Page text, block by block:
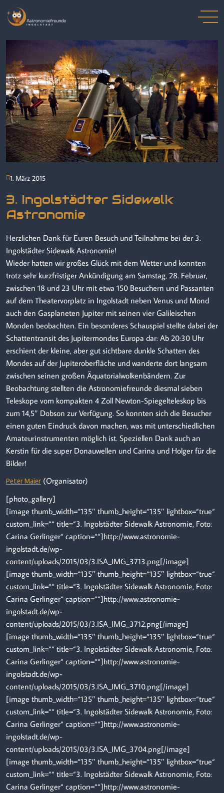
1. März 2015
3. Ingolstädter Sidewalk
Astronomie
Herzlichen Dank für Euren Besuch und Teilnahme bei der 3.
Ingolstädter Sidewalk Astronomie!
Wieder hatten wir großes Glück mit dem Wetter und konnten
trotz sehr kurzfristiger Ankündigung am Samstag, 28. Februar,
zwischen 18 und 23 Uhr mit etwa 150 Besuchern und Passanten
auf dem Theatervorplatz in Ingolstadt neben Venus und Mond
auch den Gasplaneten Jupiter mit seinen vier Galileischen
Monden beobachten. Ein besonderes Schauspiel stellte dabei der
Schattentransit des Jupitermondes Europa dar: Ab 20:30 Uhr
erschient der kleine, aber gut sichtbare dunkle Schatten des
Mondes auf der Jupiteroberfläche und wanderte dort langsam
zwischen seinen großen Äquatorialwolkenbändern. Zur
Beobachtung stellten die Astronomiefreunde diesmal sieben
Teleskope vom kompakten 4 Zoll Newton-Spiegelteleskop bis
zum 14,5″ Dobson zur Verfügung. So konnten sich die Besucher
einen guten Eindruck davon machen, was mit unterschiedlichen
Amateurinstrumenten möglich ist. Speziellen Dank auch an
Kerstin für die super Donauwellen und Carina und Holger für die
Bilder!
Peter Maier (Organisator)
[photo_gallery]
[image thumb_width=“135″ thumb_height=“135″ lightbox=“true“
custom_link=““ title=“3. Ingolstädter Sidewalk Astronomie, Foto:
Carina Gerlinger“ caption=““]http://www.astronomie-
ingolstadt.de/wp-
content/uploads/2015/03/3.ISA_IMG_3713.png[/image]
[image thumb_width=“135″ thumb_height=“135″ lightbox=“true“
custom_link=““ title=“3. Ingolstädter Sidewalk Astronomie, Foto:
Carina Gerlinger“ caption=““]http://www.astronomie-
ingolstadt.de/wp-
content/uploads/2015/03/3.ISA_IMG_3712.png[/image]
[image thumb_width=“135″ thumb_height=“135″ lightbox=“true“
custom_link=““ title=“3. Ingolstädter Sidewalk Astronomie, Foto:
Carina Gerlinger“ caption=““]http://www.astronomie-
ingolstadt.de/wp-
content/uploads/2015/03/3.ISA_IMG_3710.png[/image]
[image thumb_width=“135″ thumb_height=“135″ lightbox=“true“
custom_link=““ title=“3. Ingolstädter Sidewalk Astronomie, Foto:
Carina Gerlinger“ caption=““]http://www.astronomie-
ingolstadt.de/wp-
content/uploads/2015/03/3.ISA_IMG_3704.png[/image]
[image thumb_width=“135″ thumb_height=“135″ lightbox=“true“
custom_link=““ title=“3. Ingolstädter Sidewalk Astronomie, Foto:
Carina Gerlinger“ caption=““]http://www.astronomie-